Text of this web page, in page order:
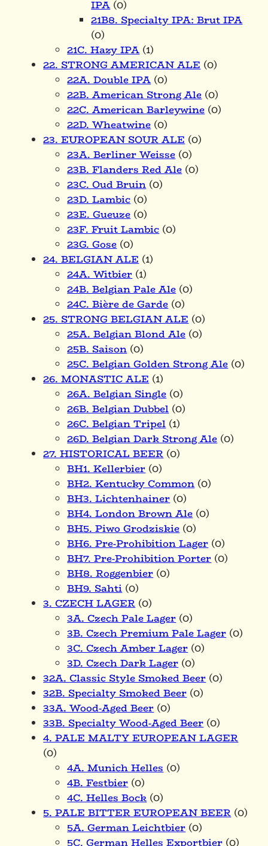
IPA(0)
21B8. Specialty IPA: Brut IPA
(0)
21C. Hazy IPA(1)
22. STRONG AMERICAN ALE(0)
22A. Double IPA(0)
22B. American Strong Ale(0)
22C. American Barleywine(0)
22D. Wheatwine(0)
23. EUROPEAN SOUR ALE(0)
23A. Berliner Weisse(0)
23B. Flanders Red Ale(0)
23C. Oud Bruin(0)
23D. Lambic(0)
23E. Gueuze(0)
23F. Fruit Lambic(0)
23G. Gose(0)
24. BELGIAN ALE(1)
24A. Witbier(1)
24B. Belgian Pale Ale(0)
24C. Bière de Garde(0)
25. STRONG BELGIAN ALE(0)
25A. Belgian Blond Ale(0)
25B. Saison(0)
25C. Belgian Golden Strong Ale(0)
26. MONASTIC ALE(1)
26A. Belgian Single(0)
26B. Belgian Dubbel(0)
26C. Belgian Tripel(1)
26D. Belgian Dark Strong Ale(0)
27. HISTORICAL BEER(0)
BH1. Kellerbier(0)
BH2. Kentucky Common(0)
BH3. Lichtenhainer(0)
BH4. London Brown Ale(0)
BH5. Piwo Grodziskie(0)
BH6. Pre-Prohibition Lager(0)
BH7. Pre-Prohibition Porter(0)
BH8. Roggenbier(0)
BH9. Sahti(0)
3. CZECH LAGER(0)
3A. Czech Pale Lager(0)
3B. Czech Premium Pale Lager(0)
3C. Czech Amber Lager(0)
3D. Czech Dark Lager(0)
32A. Classic Style Smoked Beer(0)
32B. Specialty Smoked Beer(0)
33A. Wood-Aged Beer(0)
33B. Specialty Wood-Aged Beer(0)
4. PALE MALTY EUROPEAN LAGER
(0)
4A. Munich Helles(0)
4B. Festbier(0)
4C. Helles Bock(0)
5. PALE BITTER EUROPEAN BEER(0)
5A. German Leichtbier(0)
5C. German Helles Exportbier(0)